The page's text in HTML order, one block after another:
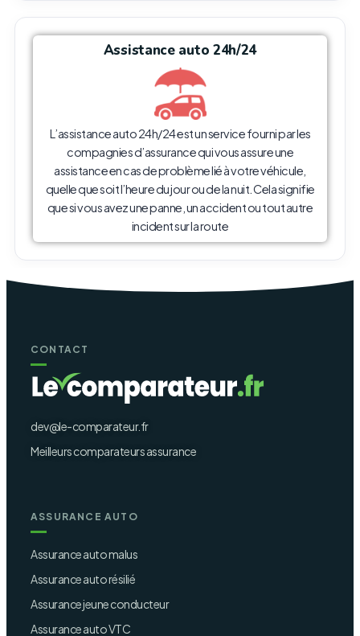
Assistance auto 24h/24
L’assistance auto 24h/24 est un service fourni par les
compagnies d’assurance qui vous assure une
assistance en cas de problème lié à votre véhicule,
quelle que soit l’heure du jour ou de la nuit. Cela signifie
que si vous avez une panne, un accident ou tout autre
incident sur la route
CONTACT
dev@le-comparateur.fr
Meilleurs comparateurs assurance
ASSURANCE AUTO
Assurance auto malus
Assurance auto résilié
Assurance jeune conducteur
Assurance auto VTC